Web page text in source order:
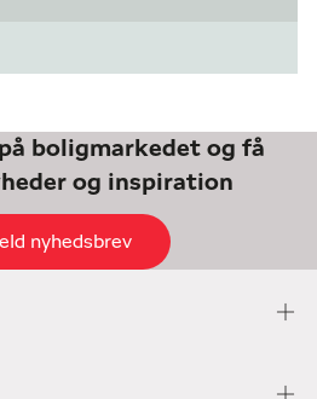
boligmarkedet og få
og inspiration
nyhedsbrev